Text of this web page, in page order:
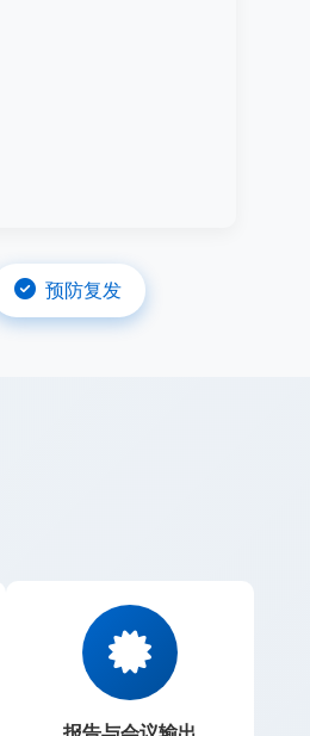
预防复发